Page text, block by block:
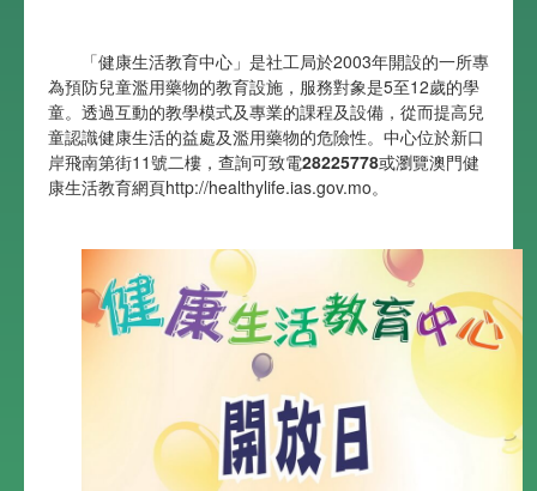
「健康生活教育中心」是社工局於2003年開設的一所專
為預防兒童濫用藥物的教育設施，服務對象是5至12歲的學
童。透過互動的教學模式及專業的課程及設備，從而提高兒
童認識健康生活的益處及濫用藥物的危險性。中心位於新口
岸飛南第街11號二樓，查詢可致電28225778或瀏覽澳門健
康生活教育網頁http://healthylife.ias.gov.mo。